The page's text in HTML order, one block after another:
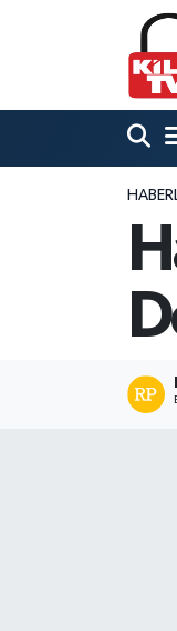
Hava
Trafik
Süper Lig
Tüm
Son Dakika